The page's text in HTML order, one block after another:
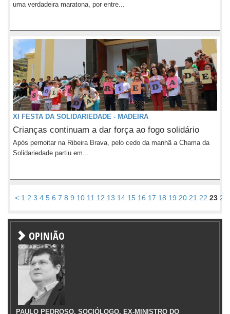
uma verdadeira maratona, por entre...
XI FESTA DA SOLIDARIEDADE - MADEIRA
Crianças continuam a dar força ao fogo solidário
Após pernoitar na Ribeira Brava, pelo cedo da manhã a Chama da
Solidariedade partiu em...
< 1 2 3 4 5 6 7 8 9 10 11 12 13 14 15 16 17 18 19 20 21 22 23 24
OPINIÃO
PAULO PEDROSO, SOCIÓLOGO, EX-MINISTRO DO